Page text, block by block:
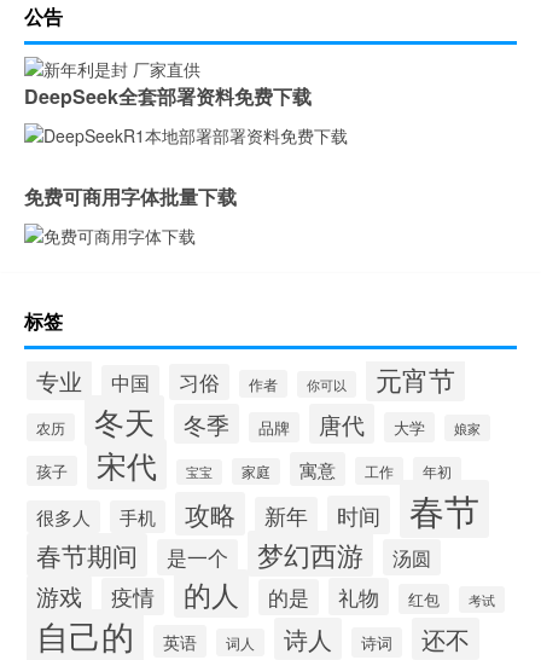
公告
DeepSeek全套部署资料免费下载
免费可商用字体批量下载
标签
专业 中国 习俗 作者 你可以 元宵节
农历 冬天 冬季 品牌 唐代 大学 娘家
孩子 宋代 宝宝 家庭 寓意 工作 年初
很多人 手机 攻略 新年 时间 春节
春节期间 是一个 梦幻西游 汤圆
游戏 疫情 的人 的是 礼物 红包 考试
自己的 英语 词人 诗人 诗词 还不